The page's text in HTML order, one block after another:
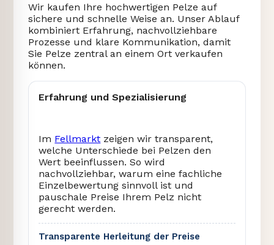
Wir kaufen Ihre hochwertigen Pelze auf
sichere und schnelle Weise an. Unser Ablauf
kombiniert Erfahrung, nachvollziehbare
Prozesse und klare Kommunikation, damit
Sie Pelze zentral an einem Ort verkaufen
können.
Erfahrung und Spezialisierung
Im Fellmarkt zeigen wir transparent,
welche Unterschiede bei Pelzen den
Wert beeinflussen. So wird
nachvollziehbar, warum eine fachliche
Einzelbewertung sinnvoll ist und
pauschale Preise Ihrem Pelz nicht
gerecht werden.
Transparente Herleitung der Preise